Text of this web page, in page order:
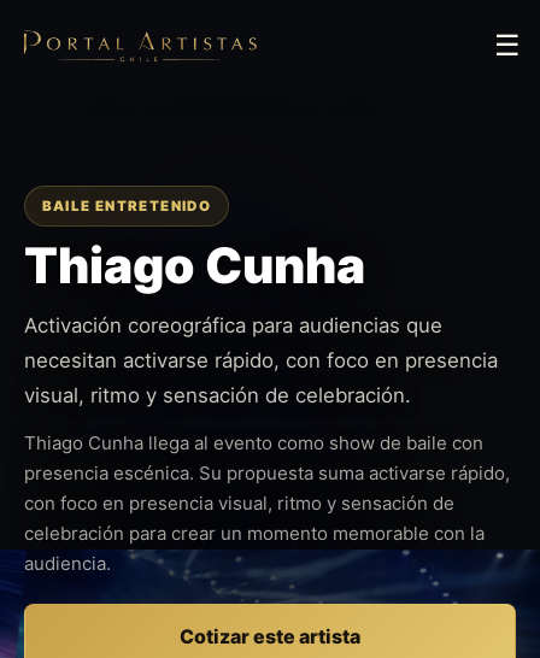
☰
BAILE ENTRETENIDO
Thiago Cunha
Activación coreográfica para audiencias que
necesitan activarse rápido, con foco en presencia
visual, ritmo y sensación de celebración.
Thiago Cunha llega al evento como show de baile con
presencia escénica. Su propuesta suma activarse rápido,
con foco en presencia visual, ritmo y sensación de
celebración para crear un momento memorable con la
audiencia.
Cotizar este artista